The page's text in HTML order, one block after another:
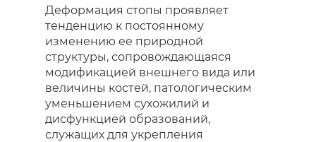
Деформация стопы проявляет
тенденцию к постоянному
изменению ее природной
структуры, сопровождающаяся
модификацией внешнего вида или
величины костей, патологическим
уменьшением сухожилий и
дисфункцией образований,
служащих для укрепления